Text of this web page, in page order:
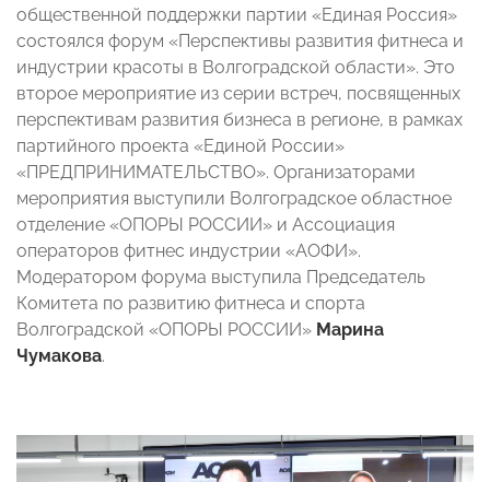
общественной поддержки партии «Единая Россия»
состоялся форум «Перспективы развития фитнеса и
индустрии красоты в Волгоградской области». Это
второе мероприятие из серии встреч, посвященных
перспективам развития бизнеса в регионе, в рамках
партийного проекта «Единой России»
«ПРЕДПРИНИМАТЕЛЬСТВО». Организаторами
мероприятия выступили Волгоградское областное
отделение «ОПОРЫ РОССИИ» и Ассоциация
операторов фитнес индустрии «АОФИ».
Модератором форума выступила Председатель
Комитета по развитию фитнеса и спорта
Волгоградской «ОПОРЫ РОССИИ» Марина
Чумакова.